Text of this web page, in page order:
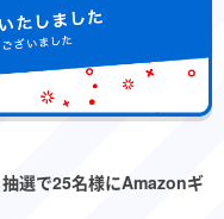
選で25名様にAmazonギ